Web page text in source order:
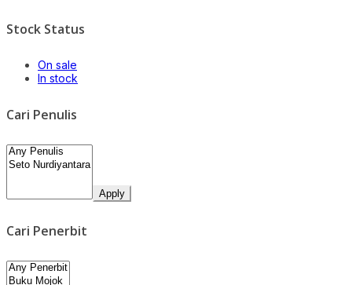
Stock Status
On sale
In stock
Cari Penulis
Apply
Cari Penerbit